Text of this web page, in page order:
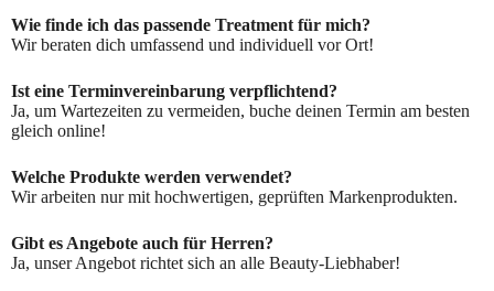
Wie finde ich das passende Treatment für mich?
Wir beraten dich umfassend und individuell vor Ort!
Ist eine Terminvereinbarung verpflichtend?
Ja, um Wartezeiten zu vermeiden, buche deinen Termin am besten
gleich online!
Welche Produkte werden verwendet?
Wir arbeiten nur mit hochwertigen, geprüften Markenprodukten.
Gibt es Angebote auch für Herren?
Ja, unser Angebot richtet sich an alle Beauty-Liebhaber!